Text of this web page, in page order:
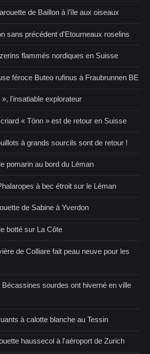
de Baillon à l'île aux oiseaux
sans précédent d'Etourneaux roselins
flammés nordiques en Suisse
féroce Buteo rufinus à Fraubrunnen BE
», l'insatiable explorateur
criard « Tönn » est de retour en Suisse
à grands sourcils sont de retour !
pomarin au bord du Léman
à bec étroit sur le Léman
de Sabine à Yverdon
botté sur La Côte
de Colliare fait peau neuve pour les
Bécassines sourdes ont hiverné en ville
à calotte blanche au Tessin
haussecol à l'aéroport de Zurich